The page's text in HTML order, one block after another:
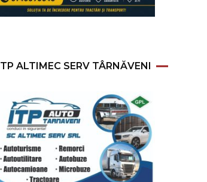
ITP ALTIMEC SERV TÂRNĂVENI